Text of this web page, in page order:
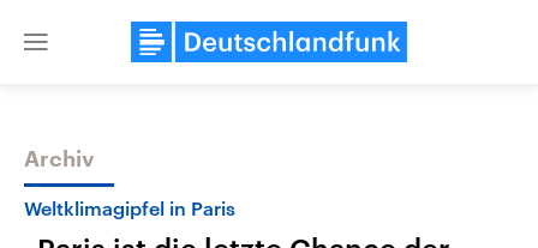
Close
Themen
Archiv
Weltklimagipfel in Paris